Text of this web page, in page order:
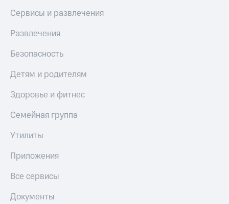
Сервисы и развлечения
Развлечения
Безопасность
Детям и родителям
Здоровье и фитнес
Семейная группа
Утилиты
Приложения
Все сервисы
Документы